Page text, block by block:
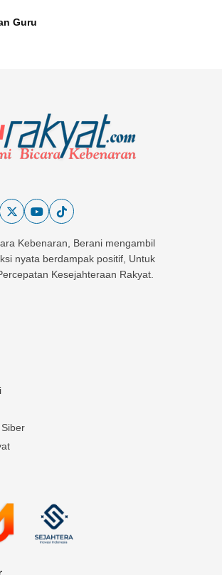
Guru
Kebenaran, Berani mengambil
nyata berdampak positif, Untuk
Kesejahteraan Rakyat.